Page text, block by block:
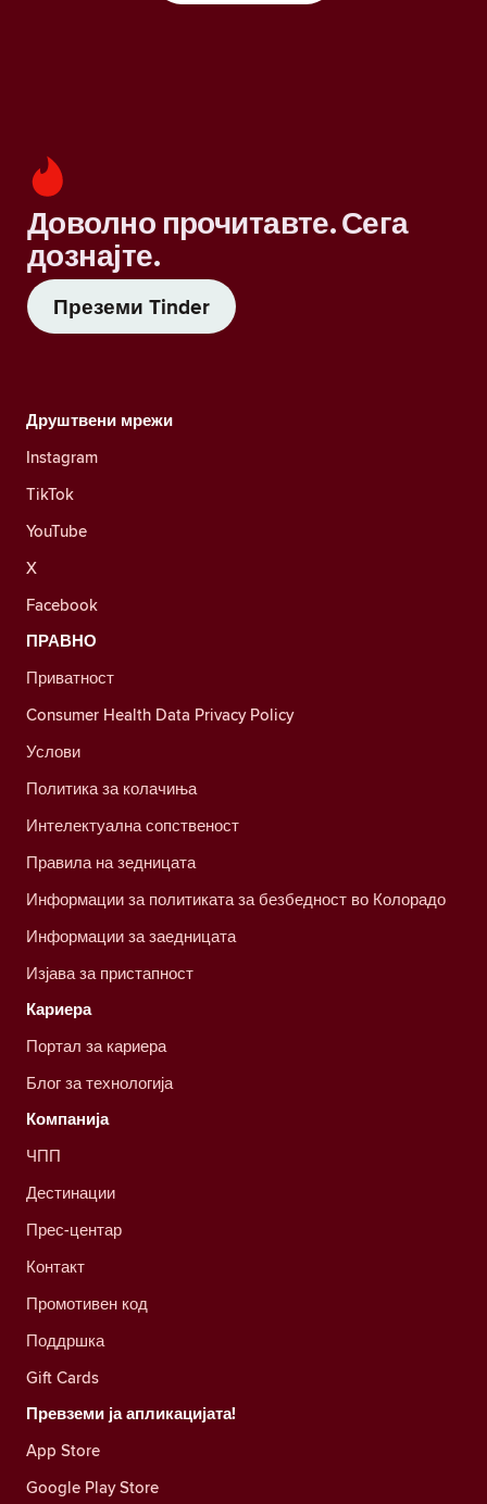
Доволно прочитавте. Сега
дознајте.
Преземи Tinder
Друштвени мрежи
Instagram
TikTok
YouTube
X
Facebook
ПРАВНО
Приватност
Consumer Health Data Privacy Policy
Услови
Политика за колачиња
Интелектуална сопственост
Правила на зедницата
Информации за политиката за безбедност во Колорадо
Информации за заедницата
Изјава за пристапност
Кариера
Портал за кариера
Блог за технологија
Компанија
ЧПП
Дестинации
Прес-центар
Контакт
Промотивен код
Поддршка
Gift Cards
Превземи ја апликацијата!
App Store
Google Play Store